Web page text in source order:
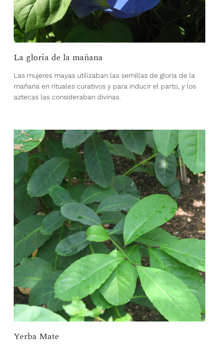
La gloria de la mañana
Las mujeres mayas utilizaban las semillas de gloria de la
mañana en rituales curativos y para inducir el parto, y los
aztecas las consideraban divinas.
Yerba Mate